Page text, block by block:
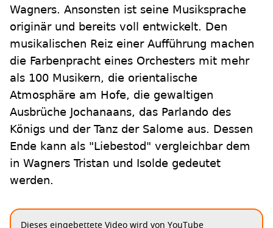
Wagners. Ansonsten ist seine Musiksprache
originär und bereits voll entwickelt. Den
musikalischen Reiz einer Aufführung machen
die Farbenpracht eines Orchesters mit mehr
als 100 Musikern, die orientalische
Atmosphäre am Hofe, die gewaltigen
Ausbrüche Jochanaans, das Parlando des
Königs und der Tanz der Salome aus. Dessen
Ende kann als "Liebestod" vergleichbar dem
in Wagners Tristan und Isolde gedeutet
werden.
Dieses eingebettete Video wird von YouTube